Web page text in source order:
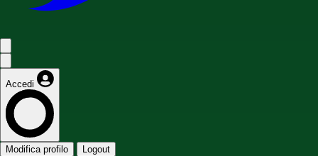
Accedi
Modifica profilo Logout